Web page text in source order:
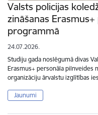
Valsts policijas
zināšanas
programmā
24.07.2026.
Studiju gada noslēgumā divas
Erasmus+ personāla pilnveides
organizāciju ārvalstu izglītības
Jaunumi